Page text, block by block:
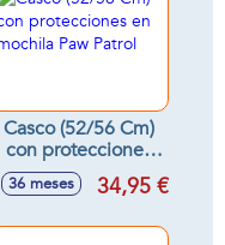
Casco (52/56 Cm)
con protecciones
en mochila Paw
Patrol
36 meses 34,95 €